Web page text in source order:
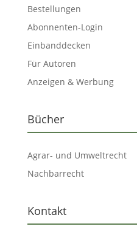
Bestellungen
Abonnenten-Login
Einbanddecken
Für Autoren
Anzeigen & Werbung
Bücher
Agrar- und Umweltrecht
Nachbarrecht
Kontakt